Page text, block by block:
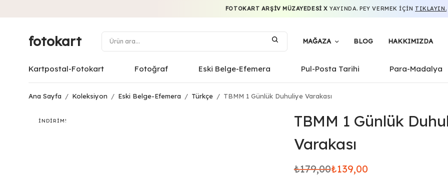
FOTOKART ARŞIV MÜZAYEDESI X YAYINDA. PEY VERMEK IÇIN TIKLAYIN.
fotokart MAĞAZA BLOG HAKKIMIZDA
Kartpostal-Fotokart Fotoğraf Eski Belge-Efemera Pul-Posta Tarihi Para-Madalya
Ana Sayfa / Koleksiyon / Eski Belge-Efemera / Türkçe / TBMM 1 Günlük Duhuliye Varakası
İNDIRIM!
TBMM 1 Günlük
Varakası
₺179,00
Orijinal
₺139,00
Şu